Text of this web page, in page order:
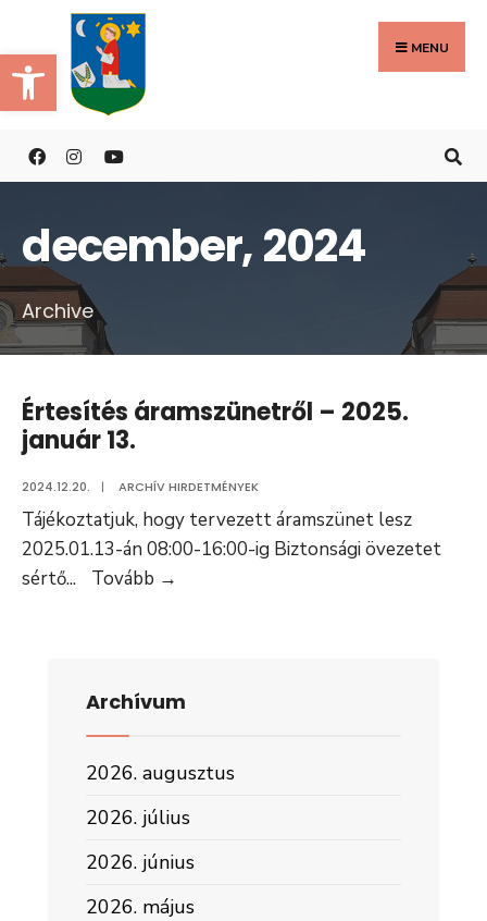
Eszköztár megnyitása
to
content
MENU
december, 2024
Archive
Értesítés áramszünetről – 2025.
január 13.
2024.12.20. | ARCHÍV HIRDETMÉNYEK
Tájékoztatjuk, hogy tervezett áramszünet lesz
2025.01.13-án 08:00-16:00-ig Biztonsági övezetet
sértő... Tovább →
január
Archívum
2026. augusztus
2026. július
2026. június
2026. május
Search